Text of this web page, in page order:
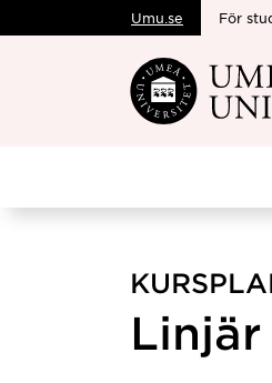
Hoppa direkt
Umu.se För
Linjär